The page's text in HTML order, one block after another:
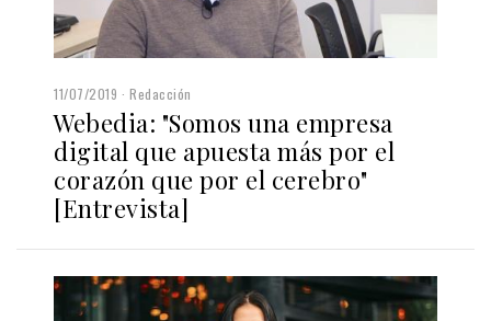
11/07/2019 Redacción
Webedia: "Somos una empresa
digital que apuesta más por el
corazón que por el cerebro"
[Entrevista]